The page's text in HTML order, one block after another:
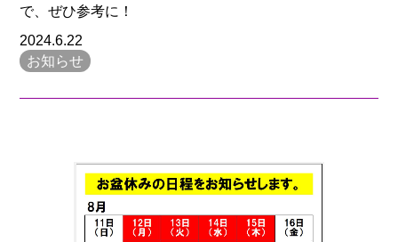
で、ぜひ参考に！
2024.6.22
お知らせ